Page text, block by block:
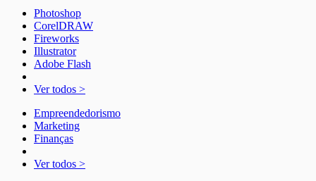
Photoshop
CorelDRAW
Fireworks
Illustrator
Adobe Flash
Ver todos >
Empreendedorismo
Marketing
Finanças
Ver todos >